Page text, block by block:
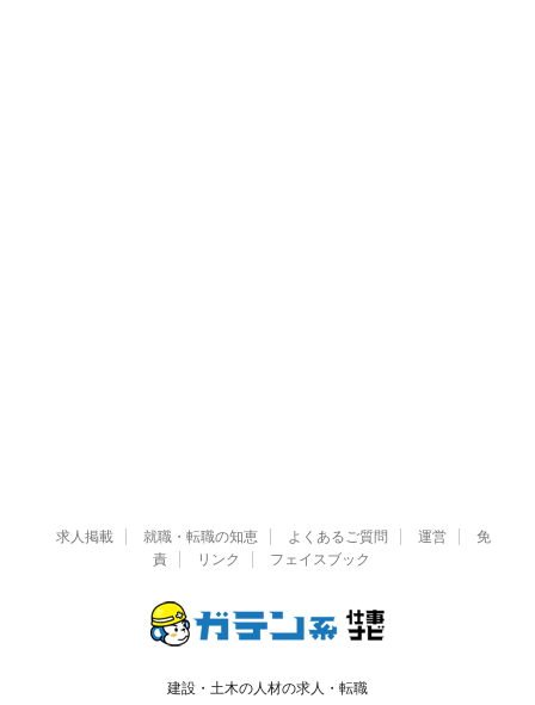
求人掲載 就職・転職の知恵 よくあるご質問 運営
免
責
リンク フェイスブック
建設・土木の人材の求人・転職